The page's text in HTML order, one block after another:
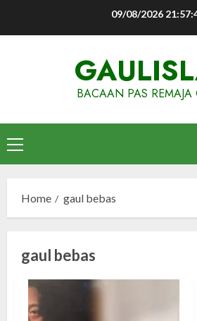
09/08/2026
BACAAN PAS REMAJA
Primary
Menu
Home gaul bebas
gaul bebas